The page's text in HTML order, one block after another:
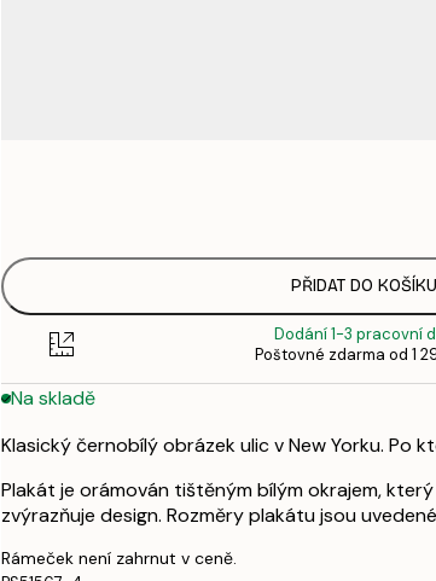
PŘIDAT DO KOŠÍKU
Dodání 1-3 pracovní
Poštovné zdarma od 1
Na skladě
Klasický černobílý obrázek ulic v New Yorku. Po
Plakát je orámován tištěným bílým okrajem,
zvýrazňuje design. Rozměry plakátu jsou
Rámeček není zahrnut v ceně.